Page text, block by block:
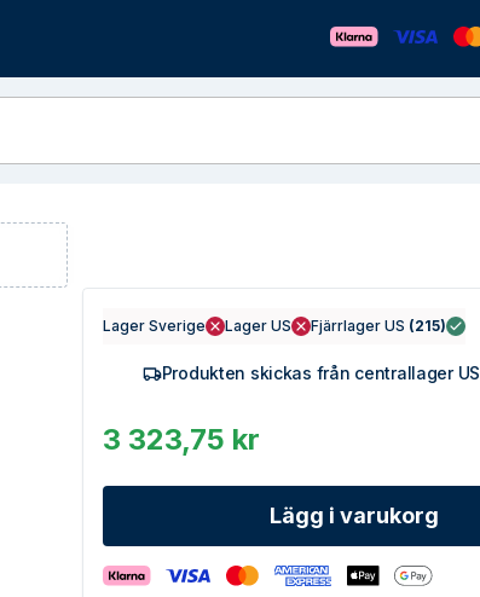
Lager Sverige Lager US Fjärrlager US (215)
Produkten skickas från centrallager US
3 323,75 kr
Lägg i varukorg